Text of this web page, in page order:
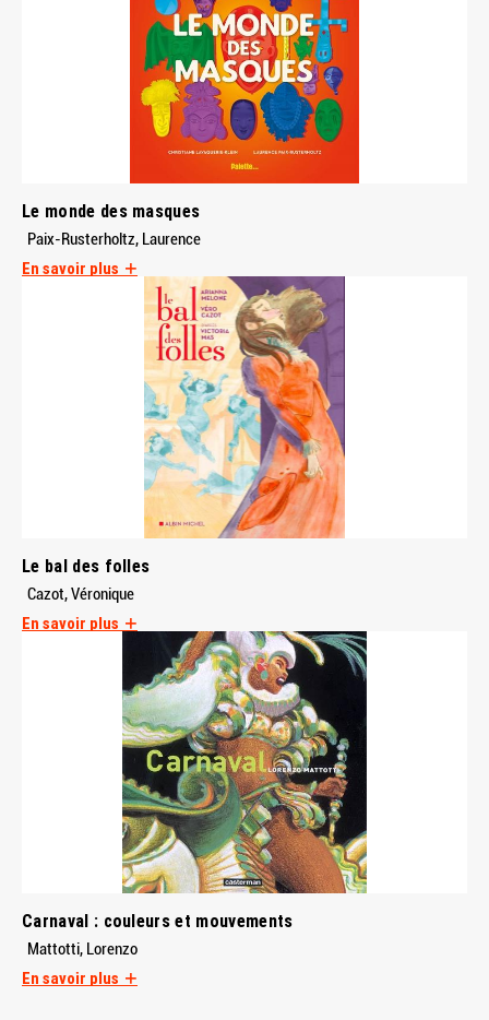
Le monde des masques
Paix-Rusterholtz, Laurence
En savoir plus
Le bal des folles
Cazot, Véronique
En savoir plus
Carnaval : couleurs et mouvements
Mattotti, Lorenzo
En savoir plus